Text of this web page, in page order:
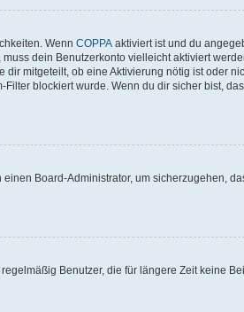
Wenn COPPA aktiviert ist und du
dein Benutzerkonto vielleicht aktiviert
mitgeteilt, ob eine Aktivierung nötig ist oder
blockiert wurde. Wenn du dir sicher bist,
Board-Administrator, um sicherzugehen,
Benutzer, die für längere Zeit keine